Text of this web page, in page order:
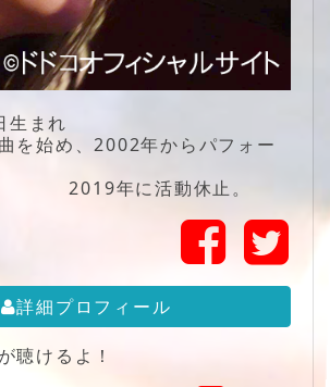
生まれ
を始め、2002年からパフォー
に活動休止。
詳細プロフィール
聴けるよ！